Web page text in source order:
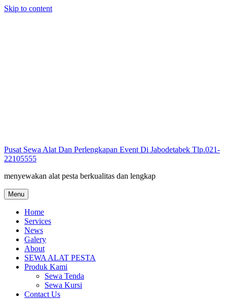
Skip to content
Pusat Sewa Alat Dan Perlengkapan Event Di Jabodetabek Tlp.021-
22105555
menyewakan alat pesta berkualitas dan lengkap
Menu
Home
Services
News
Galery
About
SEWA ALAT PESTA
Produk Kami
Sewa Tenda
Sewa Kursi
Contact Us